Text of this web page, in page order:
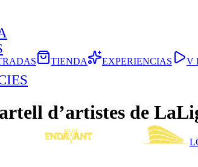
TIENDA EXPERIENCIAS V
d’artistes de